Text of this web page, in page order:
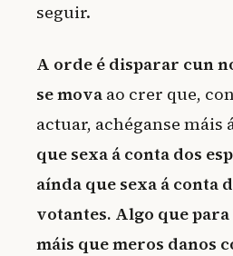
seguir.
A orde é disparar cun
se mova ao crer que,
actuar, achéganse máis
que sexa á conta dos
aínda que sexa á conta
votantes. Algo que
máis que meros danos